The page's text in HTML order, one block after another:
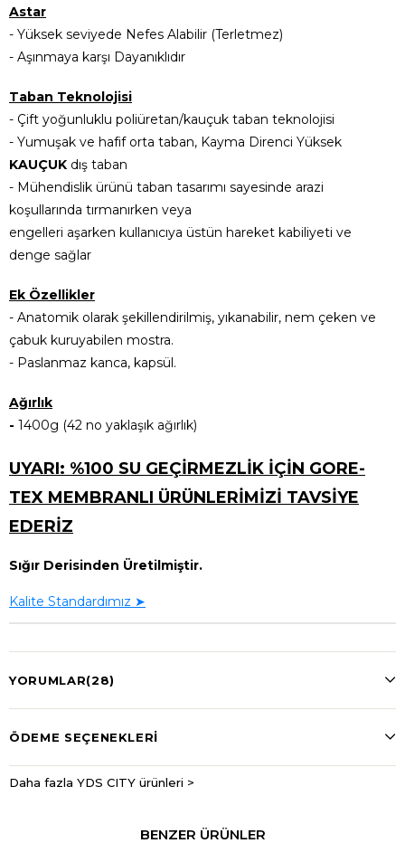
Astar
- Yüksek seviyede Nefes Alabilir (Terletmez)
- Aşınmaya karşı Dayanıklıdır
Taban Teknolojisi
- Çift yoğunluklu poliüretan/kauçuk taban teknolojisi
- Yumuşak ve hafif orta taban, Kayma Direnci Yüksek
KAUÇUK dış taban
- Mühendislik ürünü taban tasarımı sayesinde arazi
koşullarında tırmanırken veya
engelleri aşarken kullanıcıya üstün hareket kabiliyeti ve
denge sağlar
Ek Özellikler
- Anatomik olarak şekillendirilmiş, yıkanabilir, nem çeken ve
çabuk kuruyabilen mostra.
- Paslanmaz kanca, kapsül.
Ağırlık
- 1400g (42 no yaklaşık ağırlık)
UYARI: %100 SU GEÇİRMEZLİK İÇİN GORE-
TEX MEMBRANLI ÜRÜNLERİMİZİ TAVSİYE
EDERİZ
Sığır Derisinden Üretilmiştir.
Kalite Standardımız ➤
YORUMLAR(28)
ÖDEME SEÇENEKLERI
Daha fazla YDS CITY ürünleri >
BENZER ÜRÜNLER